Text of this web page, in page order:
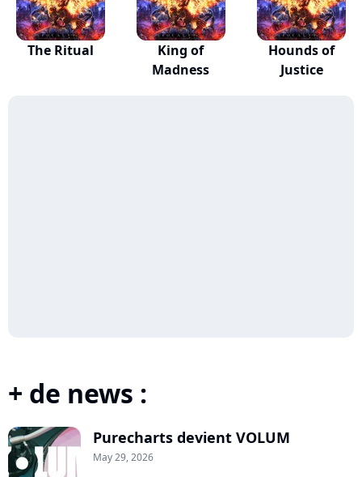
The Ritual
King of
Madness
Hounds of
Justice
+ de news :
Purecharts devient VOLUM
May 29, 2026